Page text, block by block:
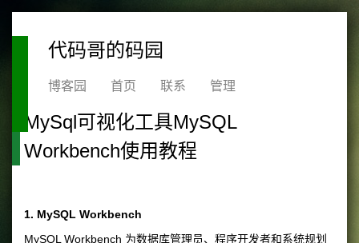
代码哥的码园
博客园 首页 联系 管理
MySql可视化工具MySQL
Workbench使用教程
1. MySQL Workbench
MySQL Workbench 为数据库管理员、程序开发者和系统规划